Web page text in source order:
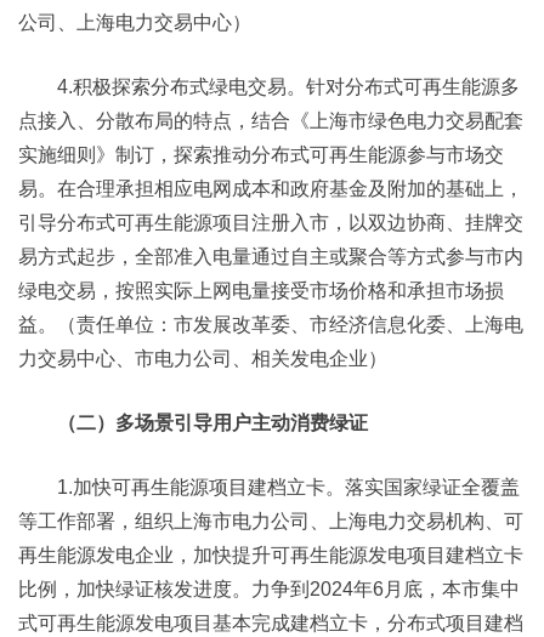
公司、上海电力交易中心）
4.积极探索分布式绿电交易。针对分布式可再生能源多
点接入、分散布局的特点，结合《上海市绿色电力交易配套
实施细则》制订，探索推动分布式可再生能源参与市场交
易。在合理承担相应电网成本和政府基金及附加的基础上，
引导分布式可再生能源项目注册入市，以双边协商、挂牌交
易方式起步，全部准入电量通过自主或聚合等方式参与市内
绿电交易，按照实际上网电量接受市场价格和承担市场损
益。（责任单位：市发展改革委、市经济信息化委、上海电
力交易中心、市电力公司、相关发电企业）
（二）多场景引导用户主动消费绿证
1.加快可再生能源项目建档立卡。落实国家绿证全覆盖
等工作部署，组织上海市电力公司、上海电力交易机构、可
再生能源发电企业，加快提升可再生能源发电项目建档立卡
比例，加快绿证核发进度。力争到2024年6月底，本市集中
式可再生能源发电项目基本完成建档立卡，分布式项目建档